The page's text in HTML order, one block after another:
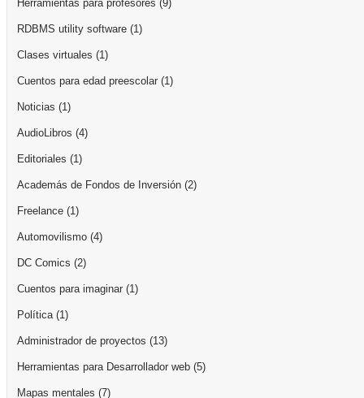
Herramientas para profesores (9)
RDBMS utility software (1)
Clases virtuales (1)
Cuentos para edad preescolar (1)
Noticias (1)
AudioLibros (4)
Editoriales (1)
Academás de Fondos de Inversión (2)
Freelance (1)
Automovilismo (4)
DC Comics (2)
Cuentos para imaginar (1)
Política(1)
Administrador de proyectos (13)
Herramientas para Desarrollador web (5)
Mapas mentales (7)